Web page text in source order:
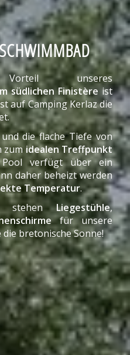
unseres
südlichen Finistère ist
auf Camping Kerlaz die
die flache Tiefe von
zumidealen Treffpunkt
verfügt über ein
daher beheizt werden
Temperatur.
stehenLiegestühle,
für unsere
die bretonische Sonne!